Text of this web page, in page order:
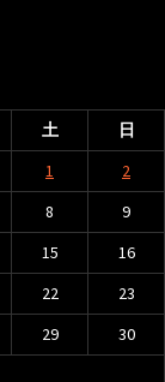
土 日
1
2
8
9
15
16
22
23
29
30